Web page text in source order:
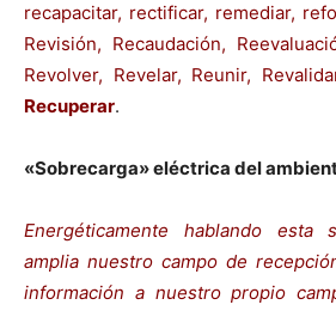
recapacitar, rectificar, remediar,
Revisión, Recaudación,
Revolver, Revelar, Reunir,
Recuperar.
«Sobrecarga» eléctrica del
Energéticamente hablando esta
amplia nuestro campo de
información a nuestro propio